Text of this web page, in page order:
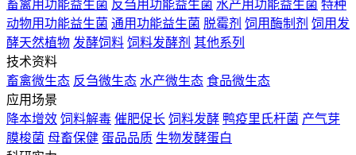
畜禽用功能益生菌 反刍用功能益生菌 水产用功能益生菌 特种
动物用功能益生菌 通用功能益生菌 脱霉剂 饲用酶制剂 饲用发
酵天然植物 发酵饲料 饲料发酵剂 其他系列
技术资料
畜禽微生态 反刍微生态 水产微生态 食品微生态
应用场景
降本增效 饲料解毒 催肥促长 饲料发酵 鸭疫里氏杆菌 产气芽
膜梭菌 母畜保健 蛋品品质 生物发酵蛋白